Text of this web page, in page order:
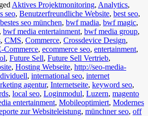
Aktives Projektmonitoring, Analytics,
seo, Benutzerfreundliche Website, best seo,
bestes seo münchen, bwf madia, bwf magic,
, bwf media entertainment, bwf media group,
, CMS, Commerce, Crossdevice Design,
Commerce, ecommerce seo, entertainment,
, Future Sell, Future Sell Vertrieb,
, Hosting Webseite, http://seo-media-
, international seo, internet
agentur, Internetseite, keyword seo,
, local seo, Loginmodul, Luzern, magento
entertainment, Mobileoptimiert, Modernes
zur Websiteleistung, münchner seo, off